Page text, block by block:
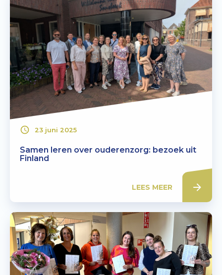
Samen leren over ouderenzorg: bezoek uit
Finland
23 juni 2025
LEES MEER